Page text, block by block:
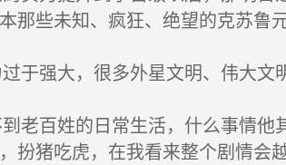
那些未知、疯狂、绝望的克苏鲁
于强大，很多外星文明、伟大文
老百姓的日常生活，什么事情他
扮猪吃虎，在我看来整个剧情会